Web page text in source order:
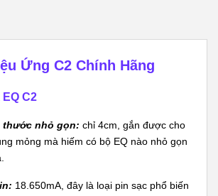
Ứng C2 Chính Hãng
C2
thước nhỏ gọn: chỉ 4cm, gắn được cho
mỏng mà hiếm có bộ EQ nào nhỏ gọn
18.650mA, đây là loại pin sạc phổ biến